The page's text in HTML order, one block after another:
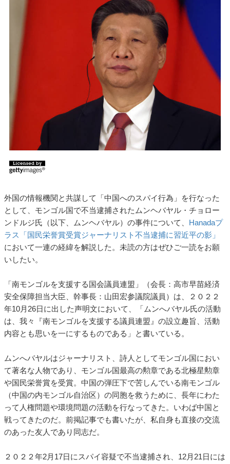
外国の情報機関と共謀して「中国へのスパイ行為」を行なった
として、モンゴル国で不当逮捕されたムンヘバヤル・チョロー
ンドルジ氏（以下、ムンヘバヤル）の事件について、 Hanadaプ
ラス「国民栄誉賞受賞ジャーナリスト不当逮捕に習近平の影」
において一連の経緯を解説した。未読の方はぜひご一読をお願
いしたい。
「南モンゴルを支援する国会議員連盟」（会長：高市早苗経済
安全保障担当大臣、幹事長：山田宏参議院議員）は、２０２２
年10月26日に出した声明文において、「ムンへバヤル氏の活動
は、我々『南モンゴルを支援する議員連盟』の設立趣旨、活動
内容とも思いを一にするものである」と書いている。
ムンへバヤルはジャーナリスト、詩人としてモンゴル国におい
て著名な人物であり、モンゴル国最高の勲章である北極星勲章
や国民栄誉賞を受賞。中国の弾圧下で苦しんでいる南モンゴル
（中国の内モンゴル自治区）の同胞を救うために、長年にわた
って人権問題や環境問題の活動を行なってきた。いわば中国と
戦ってきたのだ。前掲記事でも書いたが、私自身も直接の交流
のあった友人であり同志だ。
２０２２年2月17日にスパイ容疑で不当逮捕され、12月21日には